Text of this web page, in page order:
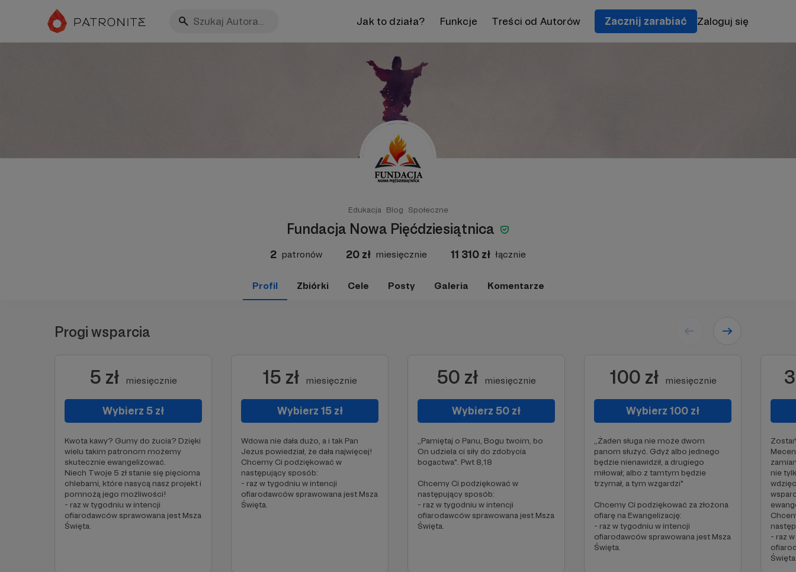
Jak to działa? Funkcje Treści od Autorów Zacznij zarabiać Zaloguj się
Edukacja Blog Społeczne
Fundacja Nowa Pięćdziesiątnica
2 patronów 20 zł miesięcznie 11 310 zł łącznie
Profil Zbiórki Cele Posty Galeria Komentarze
Progi wsparcia
5 zł miesięcznie
Wybierz 5 zł
Kwota kawy? Gumy do żucia? Dzięki
wielu takim patronom możemy
skutecznie ewangelizować.
Niech Twoje 5 zł stanie się pięcioma
chlebami, które nasycą nasz projekt i
pomnożą jego możliwości!
- raz w tygodniu w intencji
ofiarodawców sprawowana jest Msza
Święta.
15 zł miesięcznie
Wybierz 15 zł
Wdowa nie dała dużo, a i tak Pan
Jezus powiedział, że dała najwięcej!
Chcemy Ci podziękować w
następujący sposób:
- raz w tygodniu w intencji
ofiarodawców sprawowana jest Msza
Święta.
50 zł miesięcznie
Wybierz 50 zł
,,Pamiętaj o Panu, Bogu twoim, bo
On udziela ci siły do zdobycia
bogactwa". Pwt 8,18
Chcemy Ci podziękować w
następujący sposób:
- raz w tygodniu w intencji
ofiarodawców sprawowana jest Msza
Święta.
100 zł miesięcznie
Wybierz 100 zł
,,Żaden sługa nie może dwom
panom służyć. Gdyż albo jednego
będzie nienawidził, a drugiego
miłował; albo z tamtym będzie
trzymał, a tym wzgardzi"
Chcemy Ci podziękować za złożona
ofiarę na Ewangelizację:
- raz w tygodniu w intencji
ofiarodawców sprawowana jest Msza
Święta.
nie
- raz